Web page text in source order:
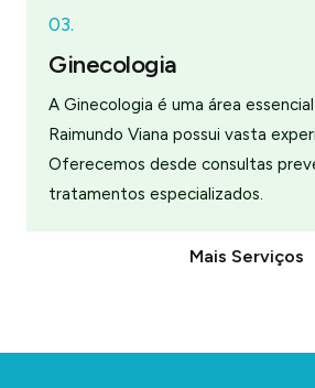
03.
Ginecologia
A Ginecologia é uma área
Raimundo Viana possui vasta
Oferecemos desde consultas
tratamentos especializados.
Mais Serviços